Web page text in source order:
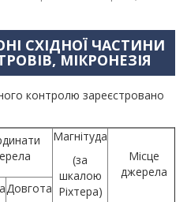
СХІДНОЇ ЧАСТИНИ
МІКРОНЕЗІЯ
контролю зареєстровано
Магнітуда
(за
шкалою
Ріхтера)
Місце
джерела
Довгота